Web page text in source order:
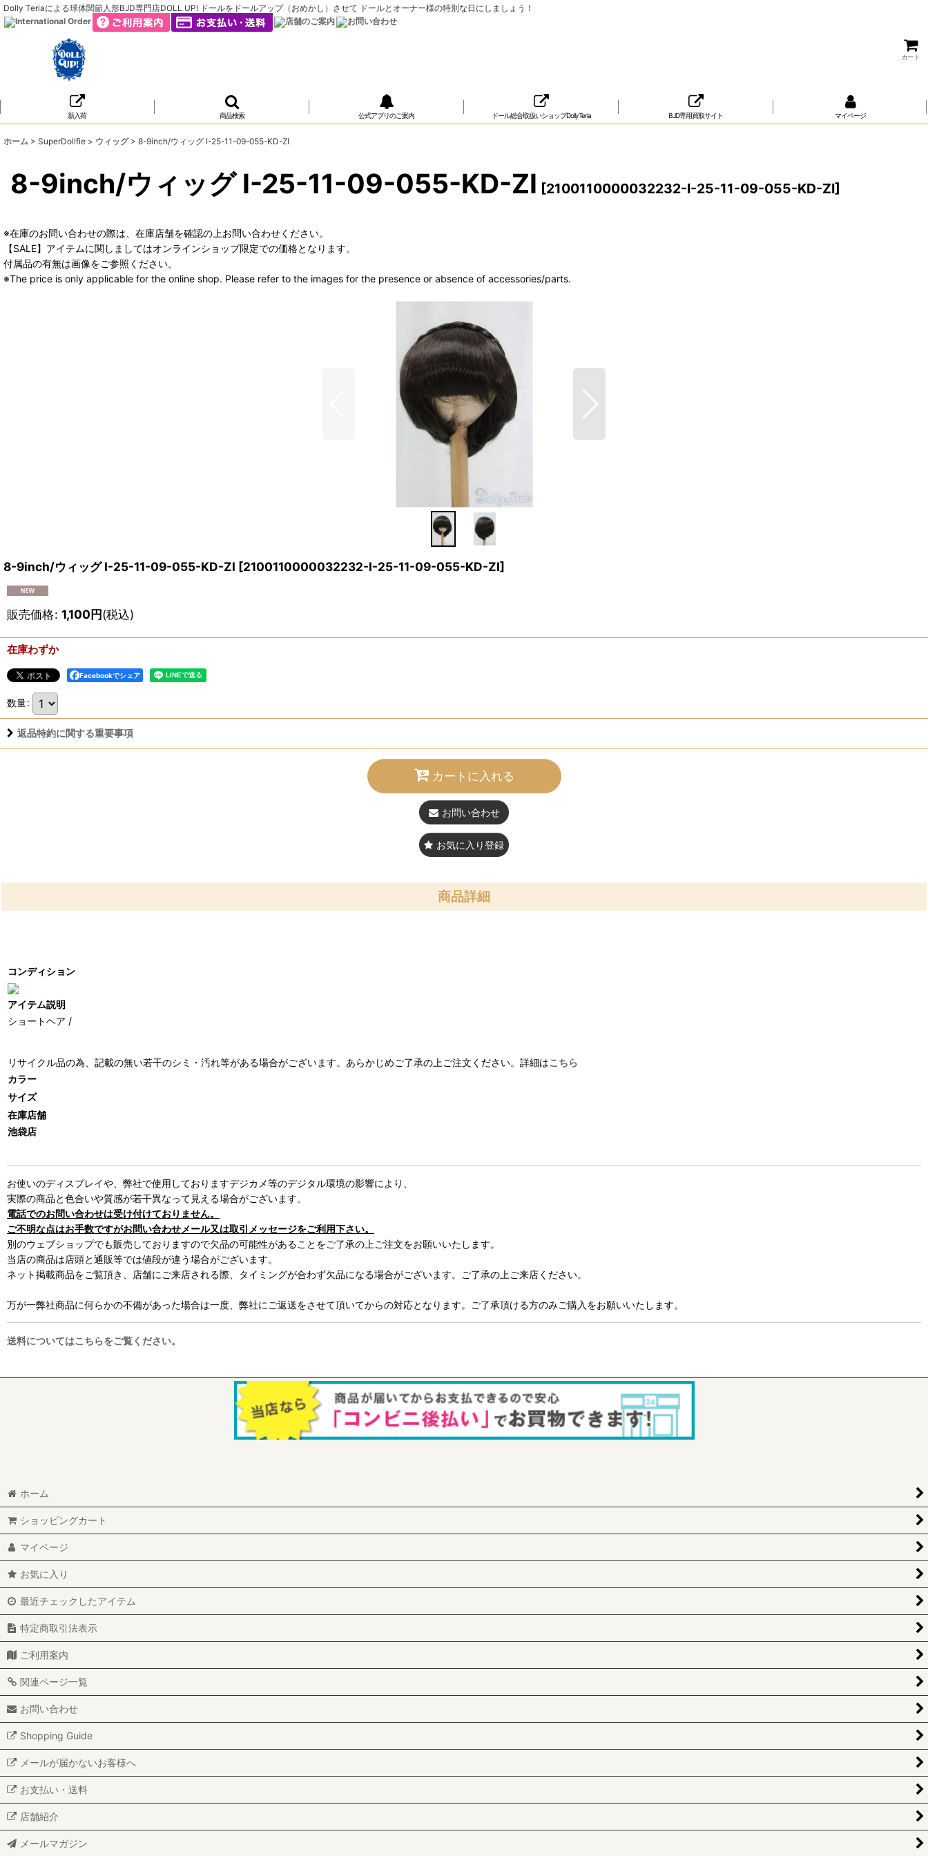
Dolly Teriaによる球体関節人形BJD専門店DOLL UP! ドールをドールアップ（おめかし）させて ドールとオーナー様の特別な日にしましょう！
カート
新入荷 商品検索 公式アプリのご案内 ドール総合取扱いショップDollyTeria BJD専用買取サイト マイページ
ホーム > SuperDollfie > ウィッグ > 8-9inch/ウィッグ I-25-11-09-055-KD-ZI
8-9inch/ウィッグ I-25-11-09-055-KD-ZI [2100110000032232-I-25-11-09-055-KD-ZI]
※在庫のお問い合わせの際は、在庫店舗を確認の上お問い合わせください。
【SALE】アイテムに関しましてはオンラインショップ限定での価格となります。
付属品の有無は画像をご参照ください。
※The price is only applicable for the online shop. Please refer to the images for the presence or absence of accessories/parts.
8-9inch/ウィッグ I-25-11-09-055-KD-ZI [2100110000032232-I-25-11-09-055-KD-ZI]
販売価格: 1,100円(税込)
在庫わずか
Facebookでシェア
数量:
返品特約に関する重要事項
カートに入れる
お問い合わせ
お気に入り登録
商品詳細
コンディション
アイテム説明
ショートヘア /
リサイクル品の為、記載の無い若干のシミ・汚れ等がある場合がございます。あらかじめご了承の上ご注文ください。詳細はこちら
カラー
サイズ
在庫店舗
池袋店
お使いのディスプレイや、弊社で使用しておりますデジカメ等のデジタル環境の影響により、
実際の商品と色合いや質感が若干異なって見える場合がございます。
電話でのお問い合わせは受け付けておりません。
ご不明な点はお手数ですがお問い合わせメール又は取引メッセージをご利用下さい。
別のウェブショップでも販売しておりますので欠品の可能性があることをご了承の上ご注文をお願いいたします。
当店の商品は店頭と通販等では値段が違う場合がございます。
ネット掲載商品をご覧頂き、店舗にご来店される際、タイミングが合わず欠品になる場合がございます。ご了承の上ご来店ください。
万が一弊社商品に何らかの不備があった場合は一度、弊社にご返送をさせて頂いてからの対応となります。ご了承頂ける方のみご購入をお願いいたします。
送料についてはこちらをご覧ください。
ホーム
ショッピングカート
マイページ
お気に入り
最近チェックしたアイテム
特定商取引法表示
ご利用案内
関連ページ一覧
お問い合わせ
Shopping Guide
メールが届かないお客様へ
お支払い・送料
店舗紹介
メールマガジン